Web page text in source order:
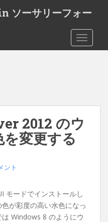
ソーサリーフォー
2012 のウ
変更する
ント
モードでインストールし
が彩度の高い水色になっ
Windows 8 のようにウ